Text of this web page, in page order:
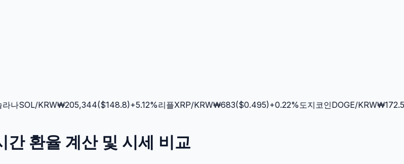
SOL/KRW₩205,344($148.8)+5.12%리플XRP/KRW₩683($0.495)+0.22%도지코인DOGE/KRW₩172.5($
환율 계산 및 시세 비교